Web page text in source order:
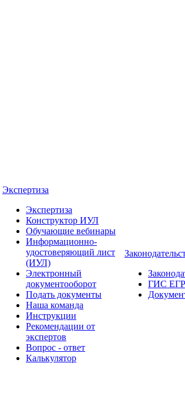
Экспертиза
Экспертиза
Конструктор ИУЛ
Обучающие вебинары
Информационно-
удостоверяющий лист
(ИУЛ)
Электронный
документооборот
Подать документы
Наша команда
Инструкции
Рекомендации от
экспертов
Вопрос - ответ
Калькулятор
ГИС